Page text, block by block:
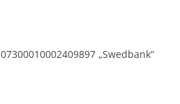
„Swedbank“